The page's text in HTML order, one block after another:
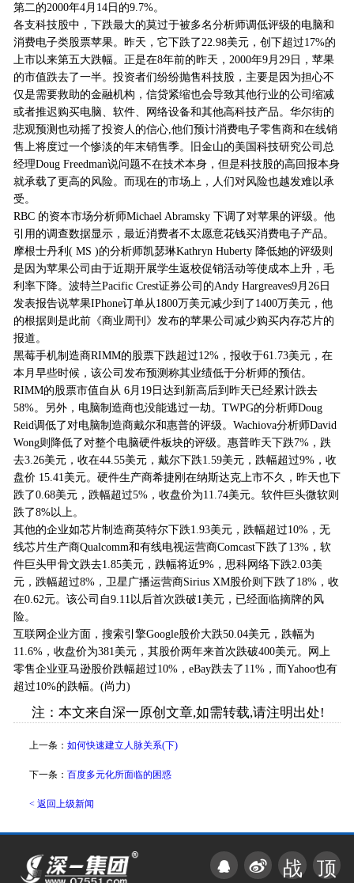
第二的2000年4月14日的9.7%。
各支科技股中，下跌最大的莫过于被多名分析师调低评级的电脑和
消费电子类股票苹果。昨天，它下跌了22.98美元，创下超过17%的
上市以来第五大跌幅。正是在8年前的昨天，2000年9月29日，苹果
的市值跌去了一半。投资者们纷纷抛售科技股，主要是因为担心不
仅是需要救助的金融机构，信贷紧缩也会导致其他行业的公司缩减
或者推迟购买电脑、软件、网络设备和其他高科技产品。华尔街的
悲观预测也动摇了投资人的信心,他们预计消费电子零售商和在线销
售上将度过一个惨淡的年末销售季。旧金山的美国科技研究公司总
经理Doug Freedman说问题不在技术本身，但是科技股的高回报本身
就承载了更高的风险。而现在的市场上，人们对风险也越发难以承
受。
RBC 的资本市场分析师Michael Abramsky 下调了对苹果的评级。他
引用的调查数据显示，最近消费者不太愿意花钱买消费电子产品。
摩根士丹利( MS )的分析师凯瑟琳Kathryn Huberty 降低她的评级则
是因为苹果公司由于近期开展学生返校促销活动等使成本上升，毛
利率下降。波特兰Pacific Crest证券公司的Andy Hargreaves9月26日
发表报告说苹果IPhone订单从1800万美元减少到了1400万美元，他
的根据则是此前《商业周刊》发布的苹果公司减少购买内存芯片的
报道。
黑莓手机制造商RIMM的股票下跌超过12%，报收于61.73美元，在
本月早些时候，该公司发布预测称其业绩低于分析师的预估。
RIMM的股票市值自从 6月19日达到新高后到昨天已经累计跌去
58%。另外，电脑制造商也没能逃过一劫。TWPG的分析师Doug
Reid调低了对电脑制造商戴尔和惠普的评级。Wachiova分析师David
Wong则降低了对整个电脑硬件板块的评级。惠普昨天下跌7%，跌
去3.26美元，收在44.55美元，戴尔下跌1.59美元，跌幅超过9%，收
盘价 15.41美元。硬件生产商希捷刚在纳斯达克上市不久，昨天也下
跌了0.68美元，跌幅超过5%，收盘价为11.74美元。软件巨头微软则
跌了8%以上。
其他的企业如芯片制造商英特尔下跌1.93美元，跌幅超过10%，无
线芯片生产商Qualcomm和有线电视运营商Comcast下跌了13%，软
件巨头甲骨文跌去1.85美元，跌幅将近9%，思科网络下跌2.03美
元，跌幅超过8%，卫星广播运营商Sirius XM股价则下跌了18%，收
在0.62元。该公司自9.11以后首次跌破1美元，已经面临摘牌的风
险。
互联网企业方面，搜索引擎Google股价大跌50.04美元，跌幅为
11.6%，收盘价为381美元，其股价两年来首次跌破400美元。网上
零售企业亚马逊股价跌幅超过10%，eBay跌去了11%，而Yahoo也有
超过10%的跌幅。(尚力)
注：本文来自深一原创文章,如需转载,请注明出处!
上一条： 如何快速建立人脉关系(下)
下一条： 百度多元化所面临的困惑
< 返回上级新闻
战 顶